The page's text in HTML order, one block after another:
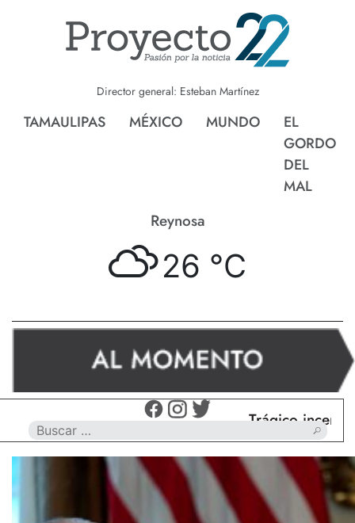
Director general: Esteban Martínez
TAMAULIPAS MÉXICO MUNDO
EL
GORDO
DEL
MAL
Nvo. Laredo
26 °
Trágico incendio en